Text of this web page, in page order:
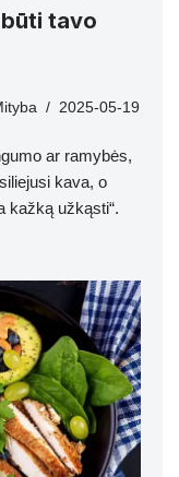
tavo
2025-05-19
ar ramybės,
kava, o
kažką užkąsti“.